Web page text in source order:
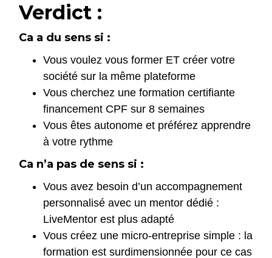
Verdict :
Ca a du sens si :
Vous voulez vous former ET créer votre
société sur la même plateforme
Vous cherchez une formation certifiante
financement CPF sur 8 semaines
Vous êtes autonome et préférez apprendre
à votre rythme
Ca n’a pas de sens si :
Vous avez besoin d’un accompagnement
personnalisé avec un mentor dédié :
LiveMentor est plus adapté
Vous créez une micro-entreprise simple : la
formation est surdimensionnée pour ce cas